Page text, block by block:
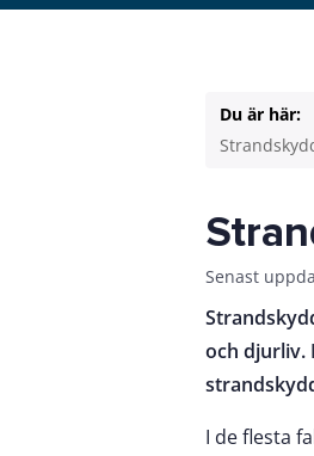
Du är här:
Senast
och djurliv.
I de flesta